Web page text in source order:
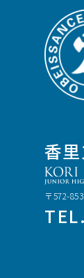
香
〒572-